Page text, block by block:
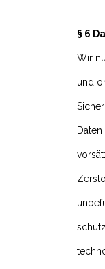
§ 6
Wir
und